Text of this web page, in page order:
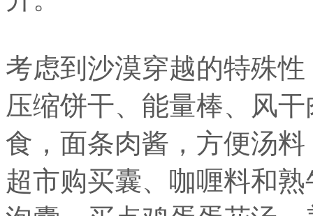
考虑到沙漠穿越的特殊
压缩饼干、能量棒、风
食，面条肉酱，方便汤
超市购买囊、咖喱料和